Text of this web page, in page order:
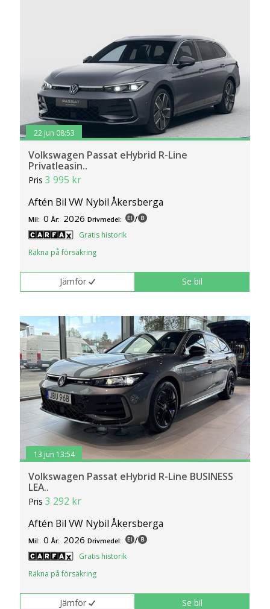
22 jun 08:53
Volkswagen Passat eHybrid R-Line
Privatleasin..
Pris3 995 kr
Aftén Bil VW Nybil Åkersberga
Mil: 0 År: 2026 Drivmedel: /
Gratis historik
Räkna på försäkring
Jämför Se bil
13 jun 13:54
Volkswagen Passat eHybrid R-Line BUSINESS
LEA..
Pris3 292 kr
Aftén Bil VW Nybil Åkersberga
Mil: 0 År: 2026 Drivmedel: /
Gratis historik
Räkna på försäkring
Jämför Se bil